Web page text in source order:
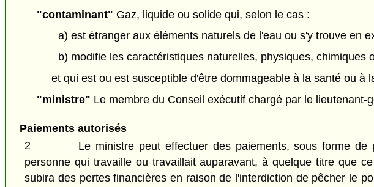
"contaminant" Gaz, liquide ou solide qui, selon le cas :
a) est étranger aux éléments naturels de l'eau ou s'y trouve en
b) modifie les caractéristiques naturelles, physiques, chimiques
et qui est ou est susceptible d'être dommageable à la santé ou
"ministre" Le membre du Conseil exécutif chargé par le
Paiements autorisés
2
Le ministre peut effectuer des paiements, sous forme
personne qui travaille ou travaillait auparavant, à quelque titre que
subira des pertes financières en raison de l'interdiction de pêcher le